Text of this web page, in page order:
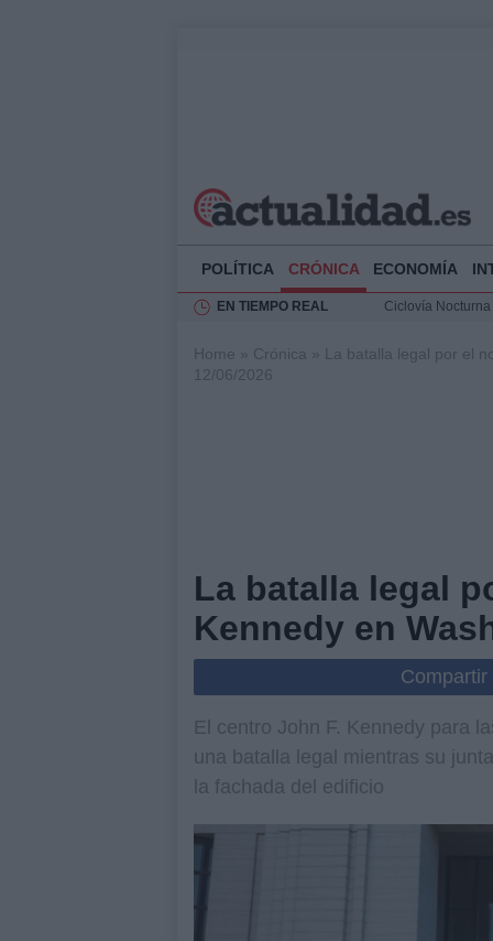
POLÍTICA CRÓNICA ECONOMÍA
EN TIEMPO REAL
Ciclovía
Rehabilitación de
Home » Crónica »
La batalla legal por el
12/06/2026
La batalla legal
Kennedy en
El centro John F. Kennedy para
una batalla legal mientras su
la fachada del edificio